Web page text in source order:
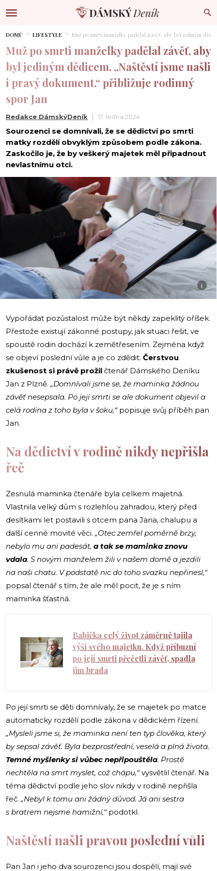
DOMŮ LIFESTYLE Muž po smrti manželky padělal závěť, aby byl jediným
Muž po smrti manželky padělal závěť, aby
byl jediným dědicem. „Naštěstí jsme našli
i pravý dokument,“ přibližuje rodinný
spor Jan
Redakce DámskýDeník 17. ledna 2024
Sourozenci se domnívali, že se dědictví po smrti
matky rozdělí obvyklým způsobem podle zákona.
Zaskočilo je, že by veškerý majetek měl připadnout
nevlastnímu otci.
i
Vypořádat pozůstalost může být někdy zapeklitý oříšek.
Přestože existují zákonné postupy, jak situaci řešit, ve
spoustě rodin dochází k zemětřesením. Zejména když
se objeví poslední vůle a je co zdědit. Čerstvou
zkušenost si právě prožil čtenář Dámského Deníku
Jan z Plzně. „Domnívali jsme se, že maminka žádnou
závěť nesepsala. Po její smrti se ale dokument objevil a
celá rodina z toho byla v šoku,“ popisuje svůj příběh pan
Jan.
Na dědictví v rodině nikdy nepřišla
řeč
Zesnulá maminka čtenáře byla celkem majetná.
Vlastnila velký dům s rozlehlou zahradou, který před
desítkami let postavili s otcem pana Jana, chalupu a
další cenné movité věci. „Otec zemřel poměrně brzy,
nebylo mu ani padesát, a tak se maminka znovu
vdala. S novým manželem žili v našem domě a jezdili
na naši chatu. V podstatě nic do toho svazku nepřinesl,“
popsal čtenář s tím, že ale měl pocit, že je s ním
maminka šťastná.
Babička celý život záměrně tajila
výši svého majetku. Když příbuzní
po její smrti přečetli závěť, spadla
jim brada
Po její smrti se děti domnívaly, že se majetek po matce
automaticky rozdělí podle zákona v dědickém řízení.
„Mysleli jsme si, že maminka není ten typ člověka, který
by sepsal závěť. Byla bezprostřední, veselá a plná života.
Temné myšlenky si vůbec nepřipouštěla. Prostě
nechtěla na smrt myslet, což chápu,“vysvětlil čtenář. Na
téma dědictví podle jeho slov nikdy v rodině nepřišla
řeč. „Nebyl k tomu ani žádný důvod. Já ani sestra
s bratrem nejsme hamižní,“podotkl.
Naštěstí našli pravou poslední vůli
Pan Jan i jeho dva sourozenci jsou dospělí, mají své